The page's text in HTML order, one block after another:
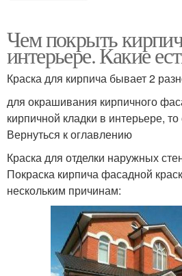
Чем покрыть
интерьере. Какие
Краска для кирпича бывает 2
для окрашивания кирпичного
кирпичной кладки в интерьере,
Вернуться к оглавлению
Краска для отделки наружных
Покраска кирпича фасадной
нескольким причинам: